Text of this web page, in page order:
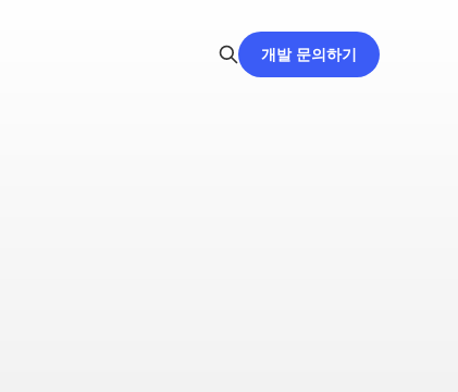
개발 문의하기